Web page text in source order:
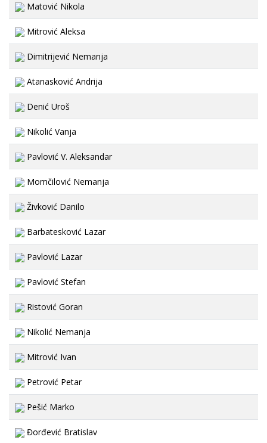
Matović Nikola
Mitrović Aleksa
Dimitrijević Nemanja
Atanasković Andrija
Denić Uroš
Nikolić Vanja
Pavlović V. Aleksandar
Momčilović Nemanja
Živković Danilo
Barbatesković Lazar
Pavlović Lazar
Pavlović Stefan
Ristović Goran
Nikolić Nemanja
Mitrović Ivan
Petrović Petar
Pešić Marko
Đorđević Bratislav